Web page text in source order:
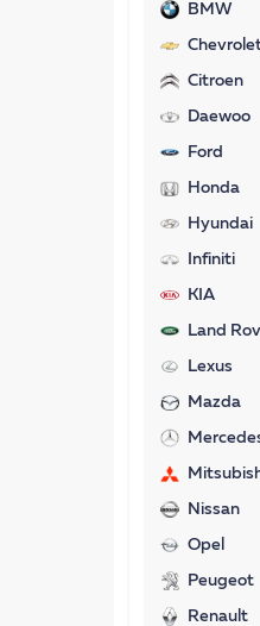
BMW
Citroen
Daewoo
Ford
Honda
Hyundai
Infiniti
KIA
Land
Lexus
Mazda
Nissan
Opel
Peugeot
Renault